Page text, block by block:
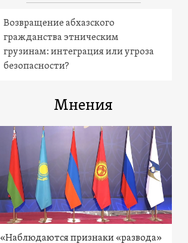
Возвращение абхазского
гражданства этническим
грузинам: интеграция или угроза
безопасности?
Мнения
«Наблюдаются признаки «развода»